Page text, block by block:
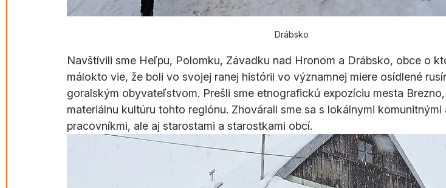
Drábsko
Navštívili sme Heľpu, Polomku, Závadku nad Hronom a Drábsko, obce o
málokto vie, že boli vo svojej ranej histórii vo významnej miere osídlené
goralským obyvateľstvom. Prešli sme etnografickú expozíciu mesta Brezno,
materiálnu kultúru tohto regiónu. Zhovárali sme sa s lokálnymi
pracovníkmi, ale aj starostami a starostkami obcí.